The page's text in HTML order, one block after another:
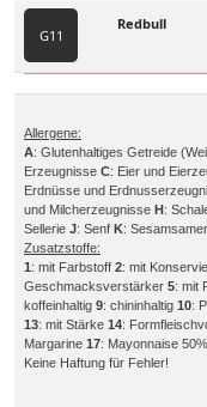
G11
Redbull
Allergene:
A: Glutenhaltiges Getreide
Erzeugnisse C: Eier und
Erdnüsse und
und Milcherzeugnisse H:
Sellerie J: Senf K:
Zusatzstoffe:
1: mit Farbstoff 2: mit
Geschmacksverstärker 5: mit
koffeinhaltig 9: chininhaltig 10:
13: mit Stärke 14:
Margarine 17: Mayonnaise 50%
Keine Haftung für Fehler!